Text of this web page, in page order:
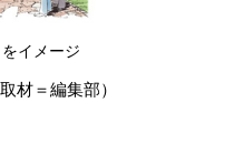
イメージ
取材＝編集部）